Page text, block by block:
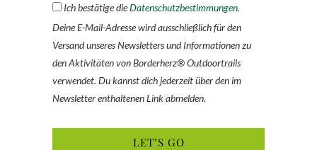
Ich bestätige dieDatenschutzbestimmungen.
Deine E-Mail-Adresse wird ausschließlich für den
Versand unseres Newsletters und Informationen zu
den Aktivitäten von Borderherz® Outdoortrails
verwendet. Du kannst dich jederzeit über den im
Newsletter enthaltenen Link abmelden.
LET’S GO